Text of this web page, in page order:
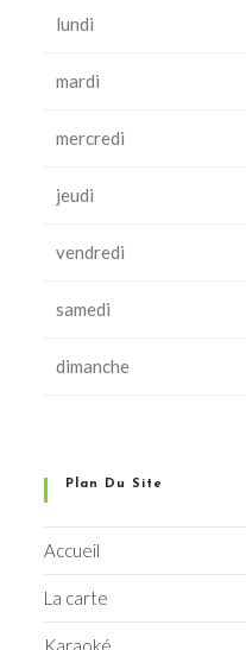
lundi
mardi
mercredi
jeudi
vendredi
samedi
dimanche
Plan Du Site
Accueil
La carte
Karaoké